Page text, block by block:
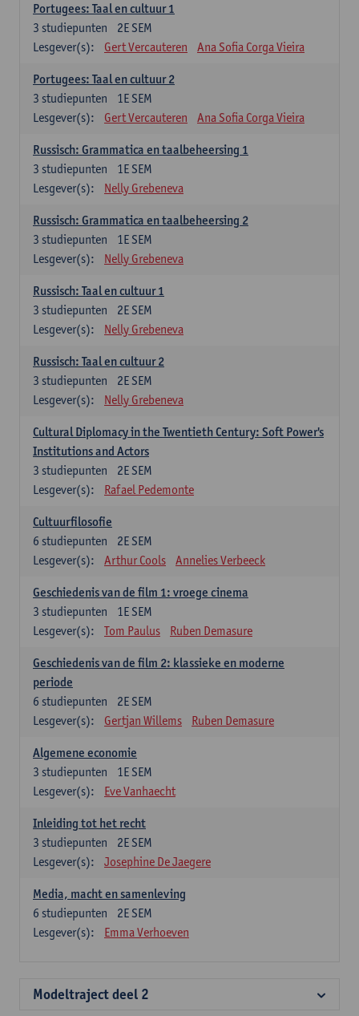
Portugees: Taal en cultuur 1
2E SEM
3 studiepunten
Lesgever(s):
Gert Vercauteren Ana Sofia Corga Vieira
Portugees: Taal en cultuur 2
1E SEM
3 studiepunten
Lesgever(s):
Gert Vercauteren Ana Sofia Corga Vieira
Russisch: Grammatica en taalbeheersing 1
1E SEM
3 studiepunten
Lesgever(s):
Nelly Grebeneva
Russisch: Grammatica en taalbeheersing 2
1E SEM
3 studiepunten
Lesgever(s):
Nelly Grebeneva
Russisch: Taal en cultuur 1
2E SEM
3 studiepunten
Lesgever(s):
Nelly Grebeneva
Russisch: Taal en cultuur 2
2E SEM
3 studiepunten
Lesgever(s):
Nelly Grebeneva
Cultural Diplomacy in the Twentieth Century: Soft Power's
Institutions and Actors
2E SEM
3 studiepunten
Lesgever(s):
Rafael Pedemonte
Cultuurfilosofie
2E SEM
6 studiepunten
Lesgever(s):
Arthur Cools Annelies Verbeeck
Geschiedenis van de film 1: vroege cinema
1E SEM
3 studiepunten
Lesgever(s):
Tom Paulus Ruben Demasure
Geschiedenis van de film 2: klassieke en moderne
periode
2E SEM
6 studiepunten
Lesgever(s):
Gertjan Willems Ruben Demasure
Algemene economie
1E SEM
3 studiepunten
Lesgever(s):
Eve Vanhaecht
Inleiding tot het recht
2E SEM
3 studiepunten
Lesgever(s):
Josephine De Jaegere
Media, macht en samenleving
2E SEM
6 studiepunten
Lesgever(s):
Emma Verhoeven
Modeltraject deel 2